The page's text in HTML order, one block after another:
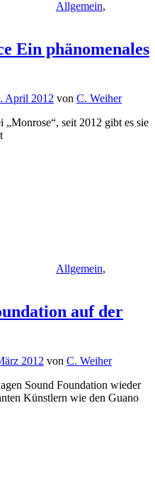
Allgemein,
Ein phänomenales
April 2012 von C. Weiher
„Monrose“, seit 2012 gibt es sie
Allgemein,
auf der
2012 von C. Weiher
Sound Foundation wieder
Künstlern wie den Guano